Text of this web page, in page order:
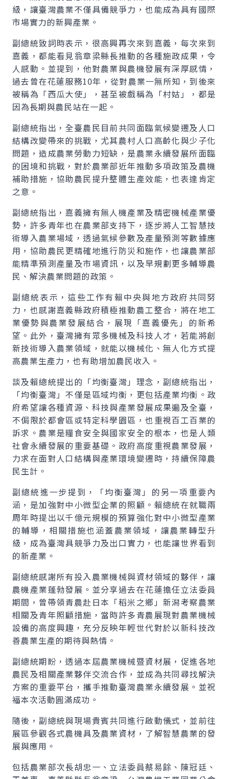
級，讓臺灣農業不僅具備競爭力，也能成為具有國際
市場實力的新興產業。
副總統致詞時表示，很高興再次來到嘉義，每次來到
嘉義，都能看見翁章梁縣長推動的各種施政成果，令
人感動。並提到，他對農業與農機發展有深厚感情，
過去曾在花蓮服務10年，從對農業一無所知，到後來
被稱為「西瓜大使」，甚至被戲稱為「村姑」，都是
因為長期與農民站在一起。
副總統指出，全臺農民目前共同面臨氣候變遷及人口
結構改變帶來的挑戰，尤其農村人口高齡化與少子化
問題，造成農業勞動力短缺，是農業永續發展所面臨
的困境和挑戰，對於農業部近年推動多項政策及農機
補助措施，協助農民提升整體生產效能，也表達肯定
之意。
副總統指出，嘉義擁有無人機產業及精密機械產業優
勢，許多青年也在農業部支持下，逐步將人工智慧技
術導入農業場域，透過氣候參數及產量預測等數據應
用，協助農民更精確地進行防災和施作，也讓農業部
能精準預測產量及市場資訊，以及早規劃更多輔導農
民、解決農業問題的政策。
副總統表示，這些工作有賴中央與地方政府共同努
力，也感謝嘉義縣政府積極推動農工整合，將在地工
業優勢與農業發展結合，展現「嘉義優先」的新希
望。此外，臺灣擁有眾多機械及科技人才，若能將創
新技術導入農業領域，就能以機械化、無人化方式提
高農業生產力，也有助增加農民收入。
談及賴總統提出的「均衡臺灣」理念，副總統指出，
「均衡臺灣」不僅是區域均衡，更包括產業均衡。政
府希望讓各種資源、科技與產業發展成果遍及全臺，
不侷限於都會區或特定科學園區，也重視百工百業的
訴求。農業是糧食安全與國家安全的根本，也是人類
社會永續發展的重要基礎。政府高度重視農業發展，
力求在面對人口結構與產業環境變遷時，持續保障農
民生計。
副總統進一步提到，「均衡臺灣」的另一項重要內
涵，是加強對中小微型企業的照顧。賴總統在就職兩
周年時提出以千億元規模的預算強化對中小微型產業
的輔導，相關措施也涵蓋農業領域，讓農業轉型升
級，成為臺灣具競爭力及出口實力，也能讓世界看到
的新產業。
副總統感謝所有投入農業機械與資材領域的夥伴，讓
農機產業蓬勃發展。並分享過去在花蓮擔任立法委員
期間，曾帶領青農赴日本「稻米之鄉」新潟考察農業
相關及青年照顧措施，當時許多青農展現對農業機械
設備的高度興趣，充分反映年輕世代對於以新科技改
善農業生產的期待與熱情。
副總統期盼，透過本屆農業機械暨資材展，促進各地
農民及相關產業夥伴交流合作，並成為共同尋找解決
方案的重要平台，攜手推動臺灣農業永續發展。並祝
福本次活動圓滿成功。
隨後，副總統與現場貴賓共同進行啟動儀式，並前往
展區參觀各式農機具及農業資材，了解智慧農業的發
展與應用。
包括農業部次長胡忠一、立法委員蔡易餘、陳冠廷、